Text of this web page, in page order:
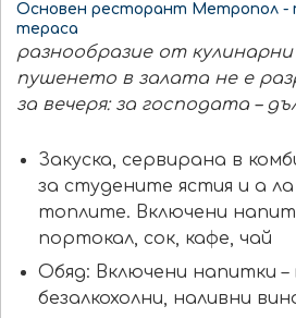
Основен ресторант Метропол -
тераса
разнообразие от
пушенето в залата не е
за вечеря: за господата –
Закуска, сервирана в
за студените ястия и а
топлите. Включени
портокал, сок, кафе, чай
Обяд: Включени напитки –
безалкохолни, наливни